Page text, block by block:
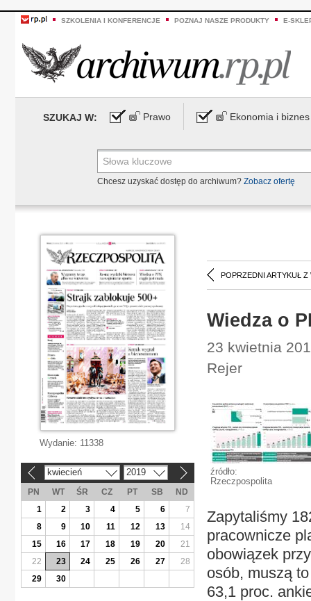
SZKOLENIA I KONFERENCJE POZNAJ NASZE PRODUKTY E-
SZUKAJ W: Prawo Ekonomia i biznes
Chcesz uzyskać dostęp do archiwum? Zobacz ofertę
POPRZEDNI ARTYKUŁ Z
Wiedza o
23 kwietnia
Rejer
źródło:
Rzeczpospolita
Zapytaliśmy
pracownicze
obowiązek
osób, muszą
63,1 proc.
Wydanie: 11338
kwiecień 2019
PN WT ŚR CZ PT SB
ND
1
2 3 4 5 6
7
8
9 10 11 12 13
14
15
16 17 18 19 20
21
22
23 24 25 26 27
28
29
30